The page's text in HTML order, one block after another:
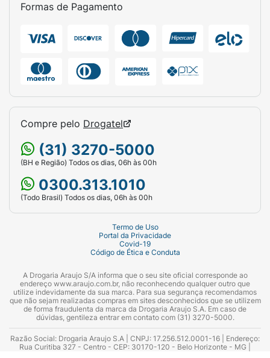
Formas de Pagamento
Compre pelo Drogatel
(31) 3270-5000
(BH e Região) Todos os dias, 06h às 00h
0300.313.1010
(Todo Brasil) Todos os dias, 06h às 00h
Termo de Uso
Portal da Privacidade
Covid-19
Código de Ética e Conduta
A Drogaria Araujo S/A informa que o seu site oficial corresponde ao
endereço www.araujo.com.br, não reconhecendo qualquer outro que
utilize indevidamente da sua marca. Para sua segurança recomendamos
que não sejam realizadas compras em sites desconhecidos que se utilizem
de forma fraudulenta da marca da Drogaria Araujo S.A. Em caso de
dúvidas, gentileza entrar em contato com (31) 3270-5000.
Razão Social: Drogaria Araujo S.A | CNPJ: 17.256.512.0001-16 | Endereço:
Rua Curitiba 327 - Centro - CEP: 30170-120 - Belo Horizonte - MG |